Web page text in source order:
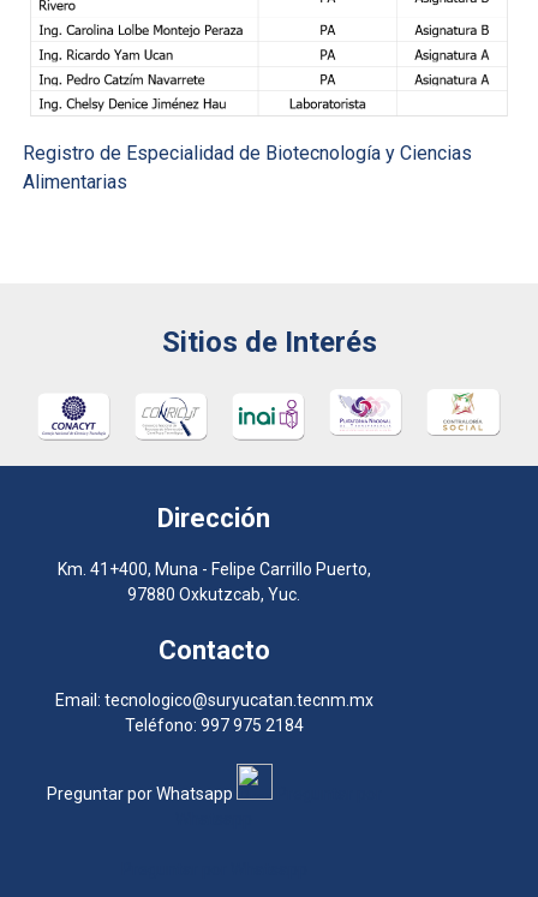
Registro de Especialidad de Biotecnología y Ciencias
Alimentarias
Sitios de Interés
Dirección
Km. 41+400, Muna - Felipe Carrillo Puerto,
97880 Oxkutzcab, Yuc.
Contacto
Email: tecnologico@suryucatan.tecnm.mx
Teléfono: 997 975 2184
Preguntar por Whatsapp